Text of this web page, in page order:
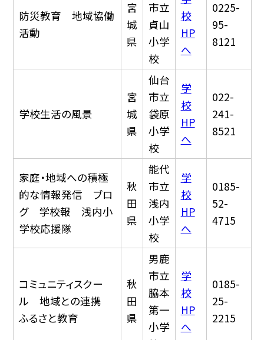
防災教育 地域協働
活動
宮
城
県
市立
貞山
小学
校
校
HP
へ
0225-
95-
8121
学校生活の風景
宮
城
県
仙台
市立
袋原
小学
校
学
校
HP
へ
022-
241-
8521
家庭・地域への積極
的な情報発信 ブロ
グ 学校報 浅内小
学校応援隊
秋
田
県
能代
市立
浅内
小学
校
学
校
HP
へ
0185-
52-
4715
コミュニティスクー
ル 地域との連携
ふるさと教育
秋
田
県
男鹿
市立
脇本
第一
小学
学
校
HP
へ
0185-
25-
2215